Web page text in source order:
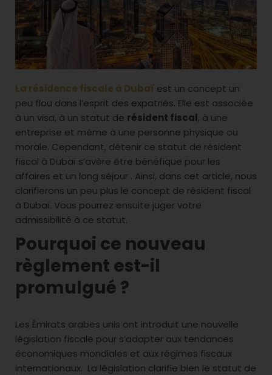
La résidence fiscale à Dubaï est un concept un
peu flou dans l’esprit des expatriés. Elle est associée
à un visa, à un statut de résident fiscal, à une
entreprise et même à une personne physique ou
morale. Cependant, détenir ce statut de résident
fiscal à Dubaï s’avère être bénéfique pour les
affaires et un long séjour . Ainsi, dans cet article, nous
clarifierons un peu plus le concept de résident fiscal
à Dubaï. Vous pourrez ensuite juger votre
admissibilité à ce statut.
Pourquoi ce nouveau
règlement est-il
promulgué ?
Les Émirats arabes unis ont introduit une nouvelle
législation fiscale pour s’adapter aux tendances
économiques mondiales et aux régimes fiscaux
internationaux. La législation clarifie bien le statut de